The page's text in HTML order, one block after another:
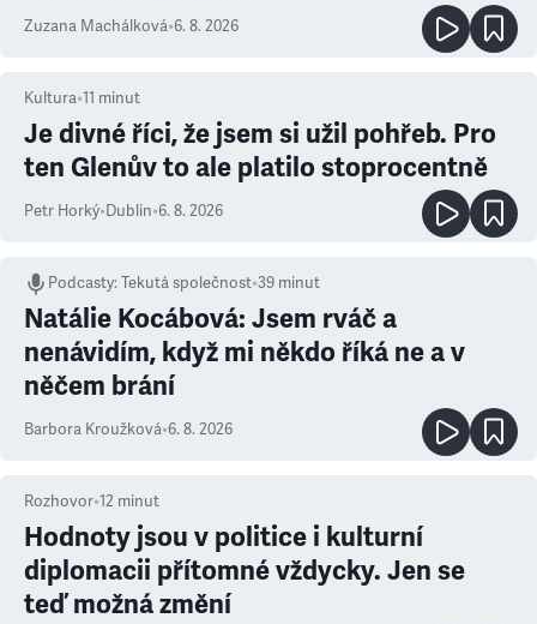
Zuzana Machálková•6. 8. 2026
Kultura•11 minut
Je divné říci, že jsem si užil pohřeb. Pro
ten Glenův to ale platilo stoprocentně
Petr Horký•Dublin•6. 8. 2026
Podcasty:Tekutá společnost•39 minut
Natálie Kocábová: Jsem rváč a
nenávidím, když mi někdo říká ne a v
něčem brání
Barbora Kroužková•6. 8. 2026
Rozhovor•12 minut
Hodnoty jsou v politice i kulturní
diplomacii přítomné vždycky. Jen se
teď možná změní